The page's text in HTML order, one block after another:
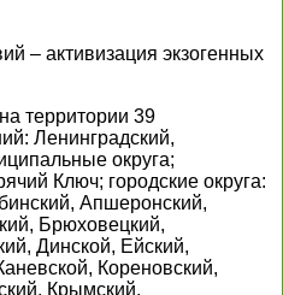
– активизация экзогенных
территории 39
Ленинградский,
округа;
Ключ; городские округа:
Апшеронский,
Брюховецкий,
Динской, Ейский,
Кореновский,
Крымский,